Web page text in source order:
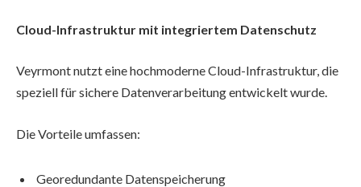
Cloud-Infrastruktur mit integriertem Datenschutz
Veyrmont nutzt eine hochmoderne Cloud-Infrastruktur, die
speziell für sichere Datenverarbeitung entwickelt wurde.
Die Vorteile umfassen:
Georedundante Datenspeicherung